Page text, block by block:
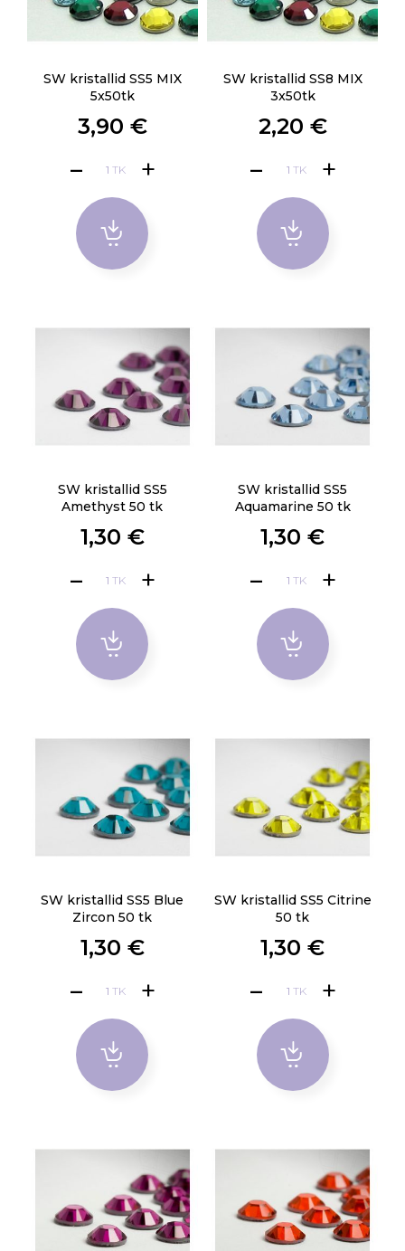
SW kristallid SS5 MIX
5x50tk
3,90 €
TK
SW kristallid SS8 MIX
3x50tk
2,20 €
TK
SW kristallid SS5
Amethyst 50 tk
1,30 €
TK
SW kristallid SS5
Aquamarine 50 tk
1,30 €
TK
SW kristallid SS5 Blue
Zircon 50 tk
1,30 €
TK
SW kristallid SS5 Citrine
50 tk
1,30 €
TK